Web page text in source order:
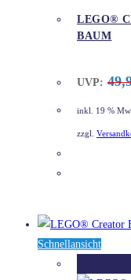
LEGO®
BAUM
UVP:
inkl. 19 %
zzgl.
Schnellansicht